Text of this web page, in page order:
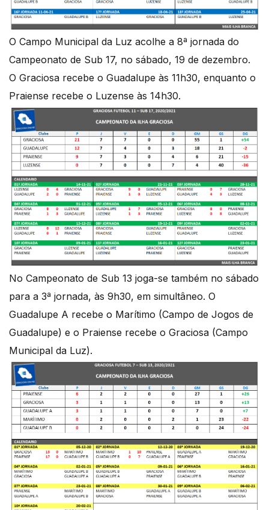
O Campo Municipal da Luz acolhe a 8ª jornada do
Campeonato de Sub 17, no sábado, 19 de dezembro.
O Graciosa recebe o Guadalupe às 11h30, enquanto o
Praiense recebe o Luzense às 14h30.
No Campeonato de Sub 13 joga-se também no sábado
para a 3ª jornada, às 9h30, em simultâneo. O
Guadalupe A recebe o Marítimo (Campo de Jogos de
Guadalupe) e o Praiense recebe o Graciosa (Campo
Municipal da Luz).